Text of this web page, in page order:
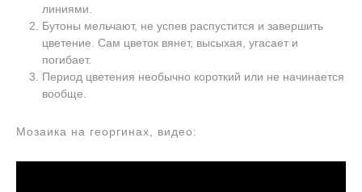
линиями.
Бутоны мельчают, не успев распустится и завершить
цветение. Сам цветок вянет, высыхая, угасает и
погибает.
Период цветения необычно короткий или не начинается
вообще.
Мозаика на георгинах, видео: